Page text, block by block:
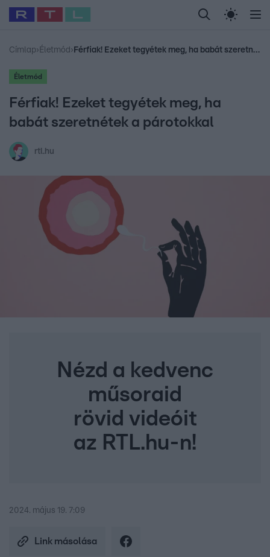
Legfrissebb RTL Híradó Randi Celeb vagyok,
Babits Marcella Most Wanted Gallusz
Címlap› Életmód › Férfiak! Ezeket tegyétek meg, ha babát szeretnétek a párotokkal
Életmód
Férfiak! Ezeket tegyétek meg, ha
babát szeretnétek a párotokkal
rtl.hu
Nézd a kedvenc
műsoraid
rövid videóit
az RTL.hu-n!
2024. május 19. 7:09
Link másolása